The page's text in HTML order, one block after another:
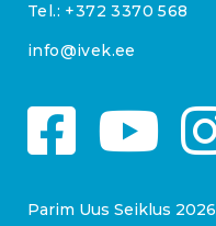
Tel.: +372 3370 568
info@ivek.ee
Parim Uus Seiklus 2026